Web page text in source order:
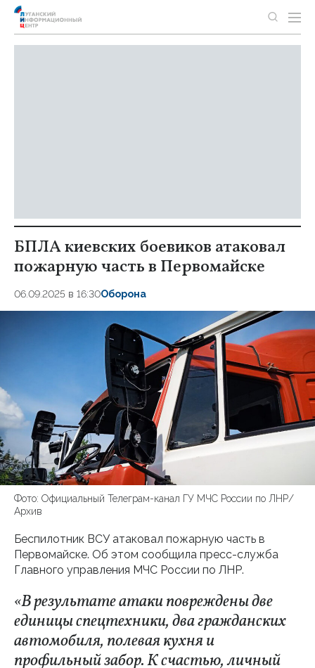
БПЛА киевских боевиков атаковал
пожарную часть в Первомайске
06.09.2025 в 16:30Оборона
Фото: Официальный Телеграм-канал ГУ МЧС России по ЛНР/
Архив
Беспилотник ВСУ атаковал пожарную часть в
Первомайске. Об этом сообщила пресс-служба
Главного управления МЧС России по ЛНР.
«В результате атаки повреждены две
единицы спецтехники, два гражданских
автомобиля, полевая кухня и
профильный забор. К счастью, личный